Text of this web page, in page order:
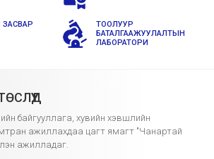
ТООЛУУР
БАТАЛГААЖУУЛАЛТЫН
ЛАБОРАТОРИ
байгууллага, хувийн хэвшлийн
ажиллахдаа цагт ямагт "Чанартай
ажилладаг.